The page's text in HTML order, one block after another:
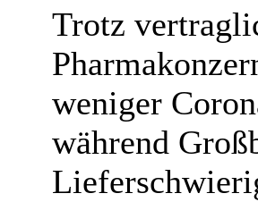
Trotz
weniger
während